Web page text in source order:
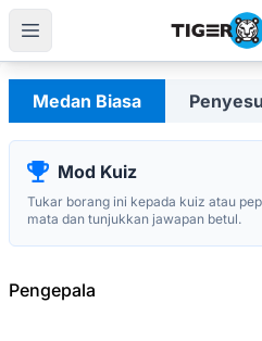
Pencipta Borang Boleh
Medan Biasa
Mod Kuiz
Tukar borang ini kepada kuiz atau
mata dan tunjukkan jawapan betul.
Pengepala
Yang paling maju
QR Form Generator Online
KEKAL DALAM LINGKARAN